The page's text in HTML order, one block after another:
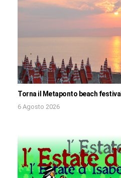
Torna il Metaponto beach festival
6 Agosto 2026